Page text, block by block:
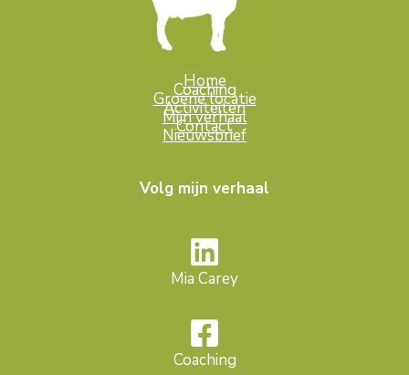
Home
Coaching
Groene locatie
Activiteiten
Mijn verhaal
Contact
Nieuwsbrief
Volg mijn verhaal
Mia Carey
Coaching